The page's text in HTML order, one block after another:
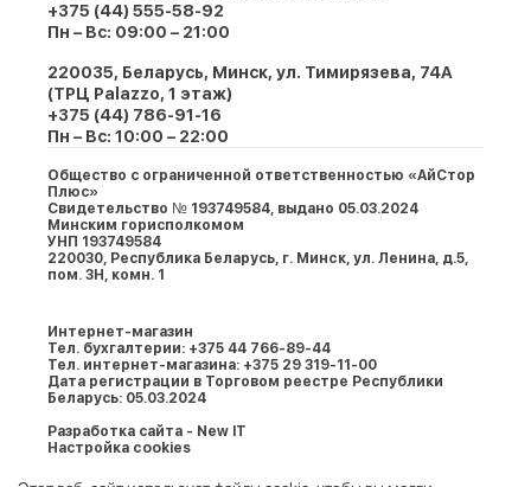
+375 (44) 555-58-92
Пн – Вс: 09:00 – 21:00
220035, Беларусь, Минск, ул. Тимирязева, 74A
(ТРЦ Palazzo, 1 этаж)
+375 (44) 786-91-16
Пн – Вс: 10:00 – 22:00
Общество с ограниченной ответственностью «АйСтор
Плюс»
Свидетельство № 193749584, выдано 05.03.2024
Минским горисполкомом
УНП 193749584
220030, Республика Беларусь, г. Минcк, ул. Ленина, д.5,
пом. 3Н, комн. 1
Интернет-магазин
Тел. бухгалтерии: +375 44 766-89-44
Тел. интернет-магазина: +375 29 319-11-00
Дата регистрации в Торговом реестре Республики
Беларусь: 05.03.2024
Разработка сайта - New IT
Настройка cookies